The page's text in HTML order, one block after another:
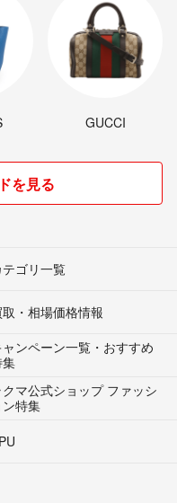
GUCCI
を見る
テゴリ一覧
取・相場価格情報
ャンペーン一覧・おすすめ
クマ公式ショップ ファッシ
ン特集